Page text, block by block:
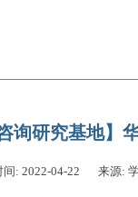
询研究基地】
间: 2022-04-22 来源: